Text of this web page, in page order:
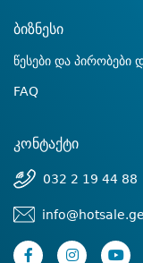
ბიზნესი
წესები და
FAQ
კონტაქტი
032 2 19 44 88
info@hotsale.ge